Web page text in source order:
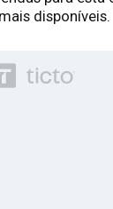
disponíveis.